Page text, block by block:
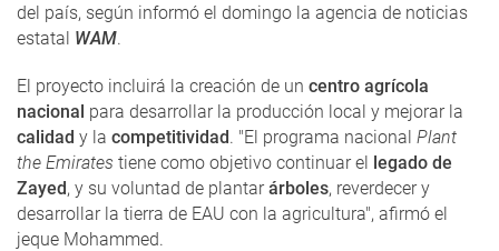
del país, según informó el domingo la agencia de noticias
estatal WAM.
El proyecto incluirá la creación de un centro agrícola
nacional para desarrollar la producción local y mejorar la
calidad y la competitividad. "El programa nacional Plant
the Emirates tiene como objetivo continuar el legado de
Zayed, y su voluntad de plantarárboles, reverdecer y
desarrollar la tierra de EAU con la agricultura", afirmó el
jeque Mohammed.